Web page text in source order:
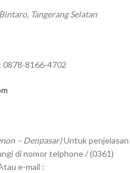
Tangerang Selatan
0878-8166-4702
– Denpasar)Untuk penjelasan
di nomor telphone / (0361)
e-mail :